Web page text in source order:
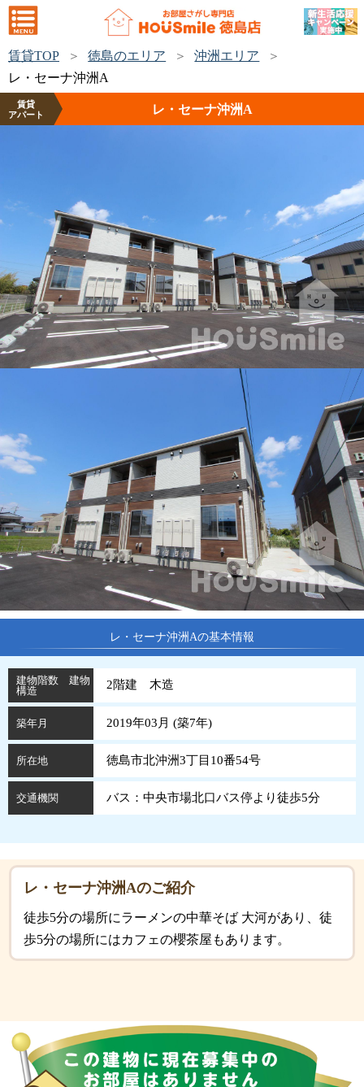
賃貸TOP 徳島のエリア
沖洲エリア
レ・セーナ沖洲A
賃貸
アパート
レ・セーナ沖洲A
レ・セーナ沖洲Aの基本情報
建物階数 建物
構造
2階建 木造
築年月 2019年03月 (築7年)
所在地 徳島市北沖洲3丁目10番54号
交通機関 バス：中央市場北口バス停より徒歩5分
レ・セーナ沖洲Aのご紹介
徒歩5分の場所にラーメンの中華そば 大河があり、徒
歩5分の場所にはカフェの櫻茶屋もあります。